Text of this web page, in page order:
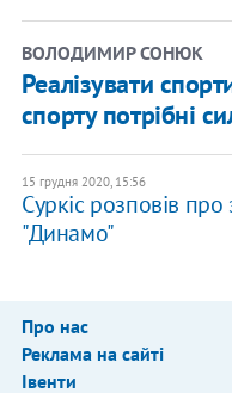
ВОЛОДИМИР СОНЮК
Реалізувати
спорту потрібні
15 грудня 2020, 15:56
Суркіс розповів
"Динамо"
Про нас
Реклама на сайті
Івенти